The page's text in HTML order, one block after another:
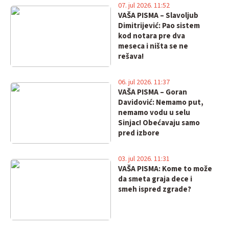
VAŠA PISMA – Slavoljub
Dimitrijević: Pao sistem
kod notara pre dva
meseca i ništa se ne
rešava!
07. jul 2026. 11:52
VAŠA PISMA – Goran
Davidović: Nemamo put,
nemamo vodu u selu
Sinjac! Obećavaju samo
pred izbore
06. jul 2026. 11:37
VAŠA PISMA: Kome to može
da smeta graja dece i
smeh ispred zgrade?
03. jul 2026. 11:31